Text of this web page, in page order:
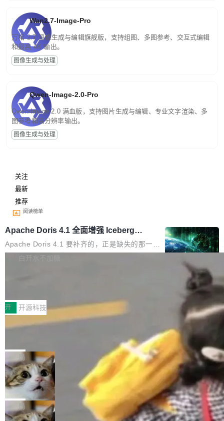
Wan2.7-Image-Pro
万相 2.7 图像生成与编辑旗舰版，支持组图、多图参考、交互式编辑
和最高 4K 输出。
图像生成与处理
Qwen-Image-2.0-Pro
Qwen-Image-2.0 满血版，支持图片生成与编辑、专业文字渲染、多
图参考和高分辨率输出。
图像生成与处理
关注
最新
推荐
阅读榜单
Apache Doris 4.1 全面增强 Iceberg：
支持 UPDATE、MERGE INTO 与 Iceb
erg V3
Apache Doris 4.1 要补齐的，正是缺失的那一
半。在已有查询能力的基础上，Doris 进一步支
常维护操作，并完整支持 Iceberg V3 格式。
白开水不加糖
村国家自主创新示范区会议中心开幕。本届大会
由中关村智联软件服务业质量创新联盟主办，以
“智构可信·质创未来——AI原生时代的质量新范
式”为主题，直面AI从实验室走向规模化产业落地
的核心质量命题。会上，《2026智能研发生产力
工具选型手册》发布，Testin云测的Testin XAge
nt智能测试系统入选AI测试领域代表产品。对CI
O而言，这提示了一个转变：AI测试正在从效率
工具升级为企业的质量基础设施。 CIO面对的新
现实 过去两年，CIO们的焦虑清单上多了两项：
开 开源科技
让非法状态不可表示：一篇关于 ADT
有一种东西，一旦用过就回不去了。Alex Fedos
eev 管它叫"软件设计的基石"。 他说的东西不新
鲜——代数数据类型（ADT），尤其是和类型
（sum type）。但他说清楚了一件事：这不是类
型系统的学术体操，是日常编码的思维方式。 文
章从一个简单的例子切入。一个网站的深色主题
设置，如果用布尔值 + 可空字段来表示——bool
局
Cloudflare 开源内部企业 AI 平台 Clou
dflare OS
Cloudflare 发布了一个开源项目 Cloudflare O
S。如果你只看官方博客，你会觉得这是又一
个"AI 知识库 + 聊天机器人"——每个大厂都在
局